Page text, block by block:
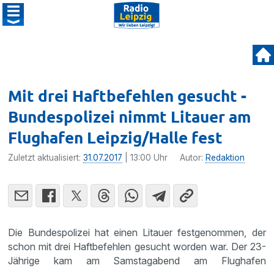
Mit drei Haftbefehlen gesucht -
Bundespolizei nimmt Litauer am
Flughafen Leipzig/Halle fest
Zuletzt aktualisiert:31.07.2017 | 13:00 Uhr Autor: Redaktion
Die Bundes­po­lizei hat einen Litauer festge­nommen, der
schon mit drei Haftbe­fehlen gesucht worden war. Der 23-
Jährige kam am Samstag­abend am Flughafen